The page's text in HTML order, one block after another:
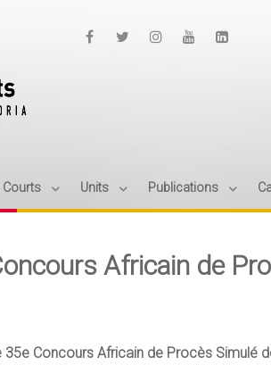
Units Publications
Africain de
35e Concours Africain de Procès Simulé